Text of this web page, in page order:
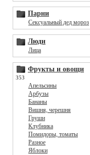
Парни
Сексуальный дед мороз
Люди
Лица
Фрукты и овощи
353
Апельсины
Арбузы
Бананы
Вишня, черешня
Груши
Клубника
Помидоры, томаты
Разное
Яблоки